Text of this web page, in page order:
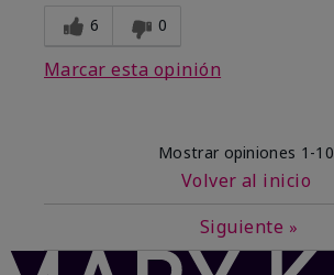
6 0
Marcar esta opinión
Mostrar opiniones 1-10
Volver al inicio
Siguiente »